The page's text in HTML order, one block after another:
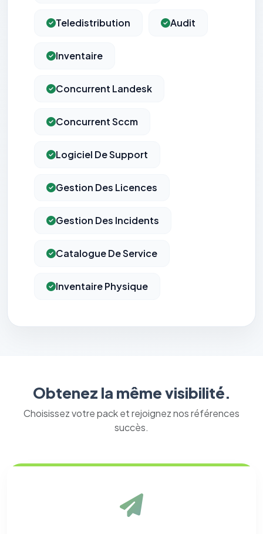
Teledistribution Audit
Inventaire
Concurrent Landesk
Concurrent Sccm
Logiciel De Support
Gestion Des Licences
Gestion Des Incidents
Catalogue De Service
Inventaire Physique
Obtenez la même visibilité.
Choisissez votre pack et rejoignez nos références
succès.